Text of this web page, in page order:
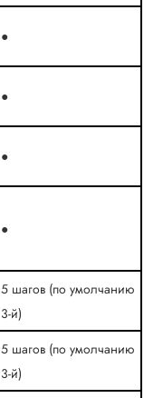
●
●
●
●
5 шагов (по умолчанию
3-й)
5 шагов (по умолчанию
3-й)